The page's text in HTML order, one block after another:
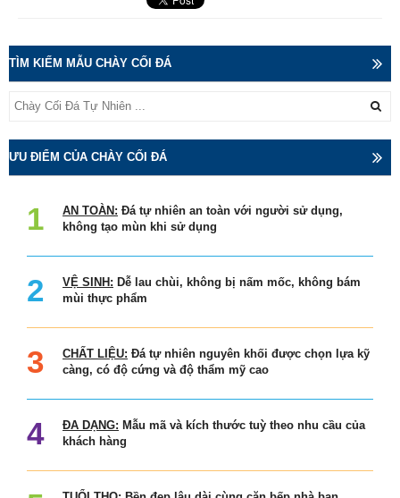
TÌM KIẾM MẪU CHÀY CỐI ĐÁ
ƯU ĐIỂM CỦA CHÀY CỐI ĐÁ
AN TOÀN: Đá tự nhiên an toàn với người sử dụng,
không tạo mùn khi sử dụng
VỆ SINH: Dễ lau chùi, không bị nấm mốc, không bám
mùi thực phẩm
CHẤT LIỆU: Đá tự nhiên nguyên khối được chọn lựa kỹ
càng, có độ cứng và độ thẩm mỹ cao
ĐA DẠNG: Mẫu mã và kích thước tuỳ theo nhu cầu của
khách hàng